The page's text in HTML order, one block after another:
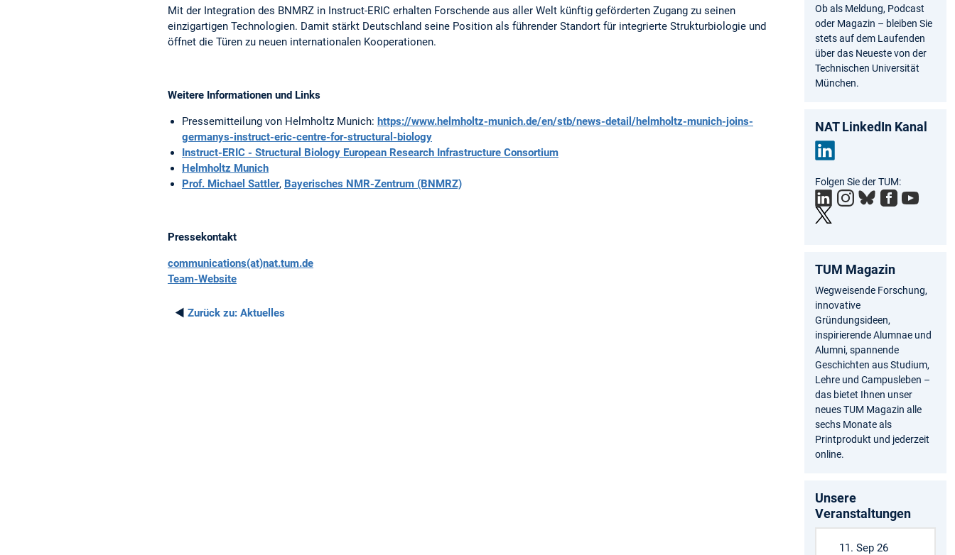
Mit der Integration des BNMRZ in Instruct-ERIC erhalten Forschende aus aller Welt künftig geförderten Zugang zu seinen
einzigartigen Technologien. Damit stärkt Deutschland seine Position als führender Standort für integrierte Strukturbiologie und
öffnet die Türen zu neuen internationalen Kooperationen.
Weitere Informationen und Links
Pressemitteilung von Helmholtz Munich: https://www.helmholtz-munich.de/en/stb/news-detail/helmholtz-munich-joins-
germanys-instruct-eric-centre-for-structural-biology
Instruct-ERIC - Structural Biology European Research Infrastructure Consortium
Helmholtz Munich
Prof. Michael Sattler, Bayerisches NMR-Zentrum (BNMRZ)
Pressekontakt
communications(at)nat.tum.de
Team-Website
◄ Zurück zu: Aktuelles
Ob als Meldung, Podcast
oder Magazin – bleiben Sie
stets auf dem Laufenden
über das Neueste von der
Technischen Universität
München.
NAT LinkedIn Kanal
edIn
Folgen Sie der TUM:
TUM Magazin
Wegweisende Forschung,
innovative
Gründungsideen,
inspirierende Alumnae und
Alumni, spannende
Geschichten aus Studium,
Lehre und Campusleben –
das bietet Ihnen unser
neues TUM Magazin alle
sechs Monate als
Printprodukt und jederzeit
online.
Unsere
Veranstaltungen
11. Sep 26